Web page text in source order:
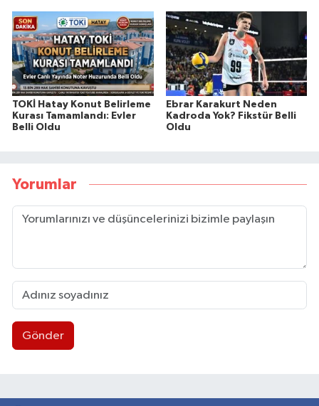
TOKİ Hatay Konut Belirleme
Kurası Tamamlandı: Evler
Belli Oldu
Ebrar Karakurt Neden
Kadroda Yok? Fikstür Belli
Oldu
Yorumlar
Gönder